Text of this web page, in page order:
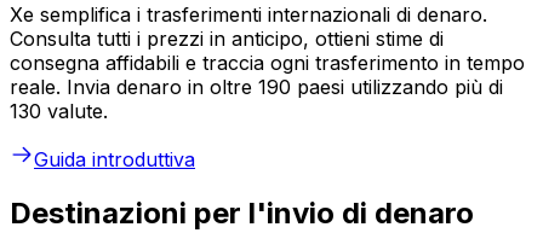
Xe semplifica i trasferimenti internazionali di denaro.
Consulta tutti i prezzi in anticipo, ottieni stime di
consegna affidabili e traccia ogni trasferimento in tempo
reale. Invia denaro in oltre 190 paesi utilizzando più di
130 valute.
Guida introduttiva
Destinazioni per l'invio di denaro